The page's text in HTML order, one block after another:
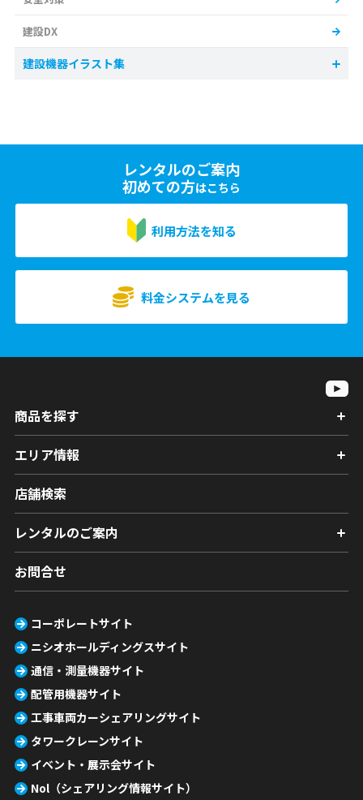
建設DX
建設機器イラスト集
レンタルのご案内
初めての方はこちら
利用方法を知る
料金システムを見る
商品を探す
エリア情報
店舗検索
レンタルのご案内
お問合せ
コーポレートサイト
ニシオホールディングスサイト
通信・測量機器サイト
配管用機器サイト
工事車両カーシェアリングサイト
タワークレーンサイト
イベント・展示会サイト
Nol（シェアリング情報サイト）